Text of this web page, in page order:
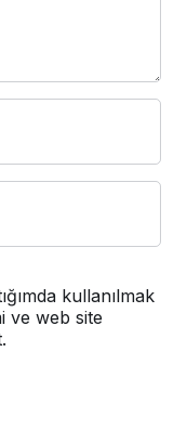
kullanılmak
ve web site